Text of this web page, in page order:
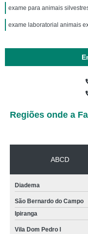
exame para animais
exame laboratorial animais
Regiões onde a
ABCD
Diadema
São Bernardo do Campo
Ipiranga
Vila Dom Pedro I